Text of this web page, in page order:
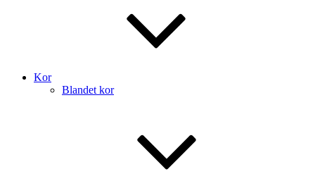
Kor
Blandet kor